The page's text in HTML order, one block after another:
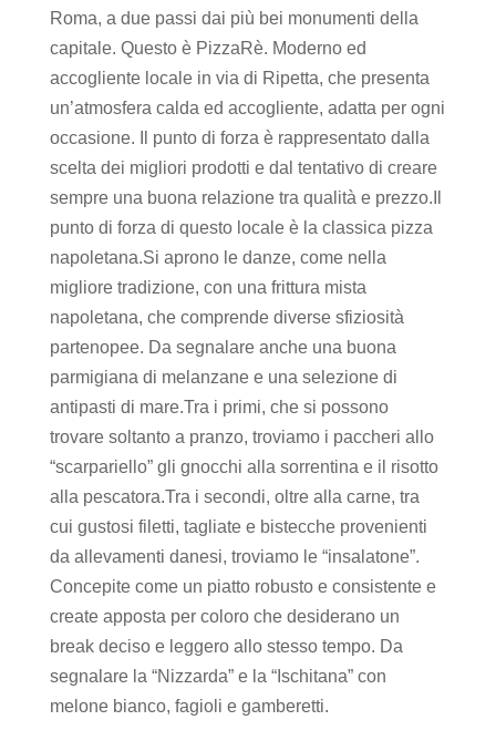
Roma, a due passi dai più bei monumenti della
capitale. Questo è PizzaRè. Moderno ed
accogliente locale in via di Ripetta, che presenta
un’atmosfera calda ed accogliente, adatta per ogni
occasione. Il punto di forza è rappresentato dalla
scelta dei migliori prodotti e dal tentativo di creare
sempre una buona relazione tra qualità e prezzo.Il
punto di forza di questo locale è la classica pizza
napoletana.Si aprono le danze, come nella
migliore tradizione, con una frittura mista
napoletana, che comprende diverse sfiziosità
partenopee. Da segnalare anche una buona
parmigiana di melanzane e una selezione di
antipasti di mare.Tra i primi, che si possono
trovare soltanto a pranzo, troviamo i paccheri allo
“scarpariello” gli gnocchi alla sorrentina e il risotto
alla pescatora.Tra i secondi, oltre alla carne, tra
cui gustosi filetti, tagliate e bistecche provenienti
da allevamenti danesi, troviamo le “insalatone”.
Concepite come un piatto robusto e consistente e
create apposta per coloro che desiderano un
break deciso e leggero allo stesso tempo. Da
segnalare la “Nizzarda” e la “Ischitana” con
melone bianco, fagioli e gamberetti.